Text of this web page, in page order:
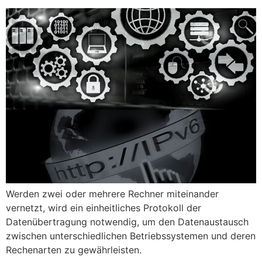
Werden zwei oder mehrere Rechner miteinander
vernetzt, wird ein einheitliches Protokoll der
Datenübertragung notwendig, um den Datenaustausch
zwischen unterschiedlichen Betriebssystemen und deren
Rechenarten zu gewährleisten.